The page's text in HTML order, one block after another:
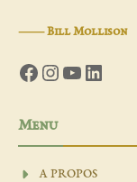
―Bill Mollison
Facebook
Instagram
YouTube
Menu
A PROPOS